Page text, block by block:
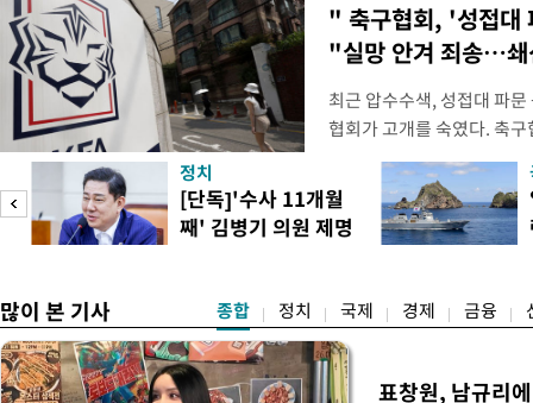
" 축구협회, '성접대
"실망 안겨 죄송…
최근 압수수색, 성접대 파
협회가 고개를 숙였다. 축
관계자 여러분께 드리는
다. 축구협회는 최근 2026
컵 조별리그 탈락과 관련해
회에서 질타를 받은 데 이
정치
[단독]'수사 11개월
째' 김병기 의원 제명
많이 본 기사 종합 정치 국제 경제 금융
표창원, 남규리